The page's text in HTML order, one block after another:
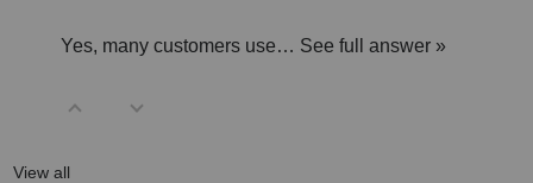
Yes, many customers use… See full answer »
View all